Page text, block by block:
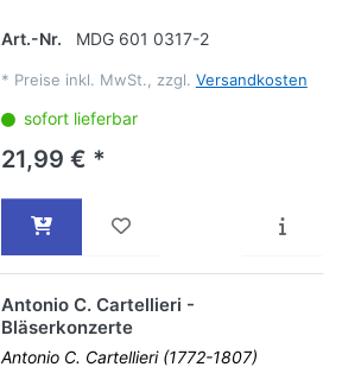
Art.-Nr. MDG 601 0317-2
* Preise inkl. MwSt., zzgl. Versandkosten
sofort lieferbar
21,99 € *
Antonio C. Cartellieri -
Bläserkonzerte
Antonio C. Cartellieri (1772-1807)